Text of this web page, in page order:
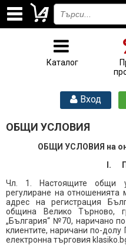
Каталог
Вход
ОБЩИ УСЛОВИЯ
ОБЩИ УСЛОВИЯ на
I.
Чл. 1. Настоящите общи
регулиране на
адрес на регистрация
община Велико Търново,
„България“ №70, наричано
клиентите, наричани по-
електронна търговия